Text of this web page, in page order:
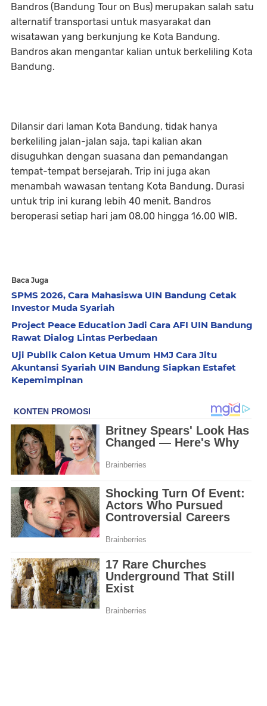
Bandros (Bandung Tour on Bus) merupakan salah satu
alternatif transportasi untuk masyarakat dan
wisatawan yang berkunjung ke Kota Bandung.
Bandros akan mengantar kalian untuk berkeliling Kota
Bandung.
Dilansir dari laman Kota Bandung, tidak hanya
berkeliling jalan-jalan saja, tapi kalian akan
disuguhkan dengan suasana dan pemandangan
tempat-tempat bersejarah. Trip ini juga akan
menambah wawasan tentang Kota Bandung. Durasi
untuk trip ini kurang lebih 40 menit. Bandros
beroperasi setiap hari jam 08.00 hingga 16.00 WIB.
Baca Juga
SPMS 2026, Cara Mahasiswa UIN Bandung Cetak
Investor Muda Syariah
Project Peace Education Jadi Cara AFI UIN Bandung
Rawat Dialog Lintas Perbedaan
Uji Publik Calon Ketua Umum HMJ Cara Jitu
Akuntansi Syariah UIN Bandung Siapkan Estafet
Kepemimpinan